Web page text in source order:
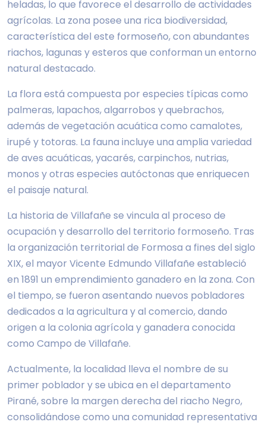
heladas, lo que favorece el desarrollo de actividades
agrícolas. La zona posee una rica biodiversidad,
característica del este formoseño, con abundantes
riachos, lagunas y esteros que conforman un entorno
natural destacado.
La flora está compuesta por especies típicas como
palmeras, lapachos, algarrobos y quebrachos,
además de vegetación acuática como camalotes,
irupé y totoras. La fauna incluye una amplia variedad
de aves acuáticas, yacarés, carpinchos, nutrias,
monos y otras especies autóctonas que enriquecen
el paisaje natural.
La historia de Villafañe se vincula al proceso de
ocupación y desarrollo del territorio formoseño. Tras
la organización territorial de Formosa a fines del siglo
XIX, el mayor Vicente Edmundo Villafañe estableció
en 1891 un emprendimiento ganadero en la zona. Con
el tiempo, se fueron asentando nuevos pobladores
dedicados a la agricultura y al comercio, dando
origen a la colonia agrícola y ganadera conocida
como Campo de Villafañe.
Actualmente, la localidad lleva el nombre de su
primer poblador y se ubica en el departamento
Pirané, sobre la margen derecha del riacho Negro,
consolidándose como una comunidad representativa